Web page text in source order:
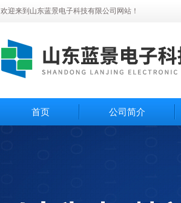
欢迎来到山东蓝景电子科技有限公司网站！
首页 公司简介